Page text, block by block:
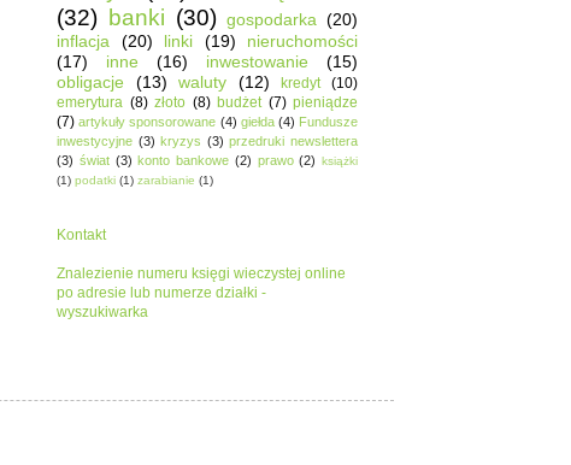
(32) banki (30) gospodarka (20)
inflacja
(20) linki (19)
nieruchomości
(17)
inne (16) inwestowanie
(15)
obligacje
(13) waluty (12) kredyt
(10)
emerytura (8) złoto (8) budżet (7) pieniądze
(7) artykuły sponsorowane (4) giełda (4) Fundusze
inwestycyjne (3) kryzys (3) przedruki newslettera
(3) świat (3) konto bankowe (2) prawo (2) książki
(1) podatki (1) zarabianie (1)
Kontakt
Znalezienie numeru księgi wieczystej online
po adresie lub numerze działki -
wyszukiwarka